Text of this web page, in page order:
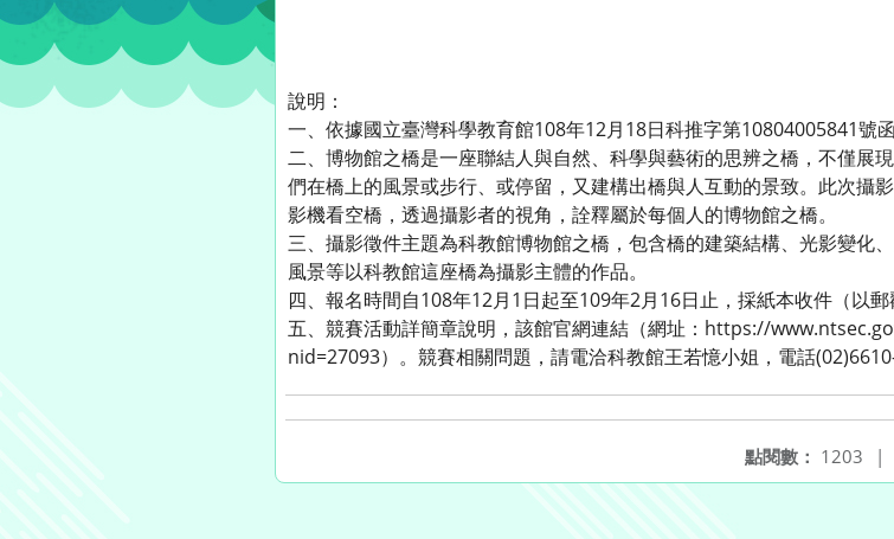
說明：
一、依據國立臺灣科學教育館108年12月18日科推字第10804005841號函
二、博物館之橋是一座聯結人與自然、科學與藝術的思辨之橋，不僅展
們在橋上的風景或步行、或停留，又建構出橋與人互動的景致。此次攝
影機看空橋，透過攝影者的視角，詮釋屬於每個人的博物館之橋。
三、攝影徵件主題為科教館博物館之橋，包含橋的建築結構、光影變化
風景等以科教館這座橋為攝影主體的作品。
四、報名時間自108年12月1日起至109年2月16日止，採紙本收件（以郵
五、競賽活動詳簡章說明，該館官網連結（網址：https://
nid=27093）。競賽相關問題，請電洽科教館王若憶小姐，電話
點閱數： 1203 |